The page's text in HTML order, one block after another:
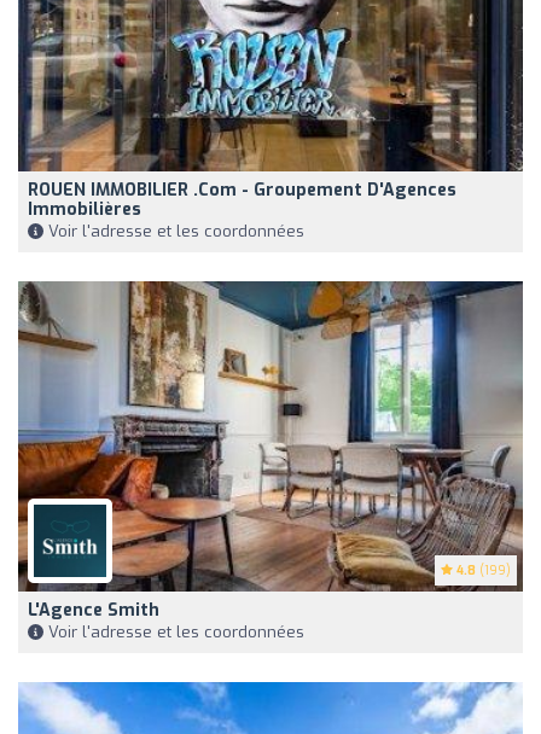
ROUEN IMMOBILIER .com - Groupement D'Agences
Immobilières
Voir l'adresse et les coordonnées
4.8 (199)
L'Agence Smith
Voir l'adresse et les coordonnées